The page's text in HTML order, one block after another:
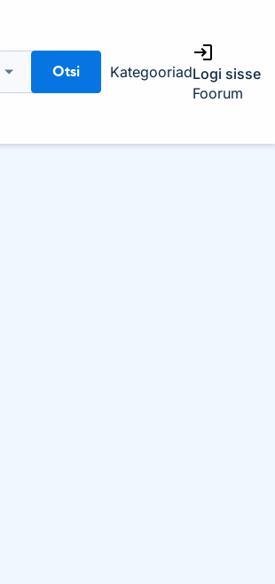
Otsi KategooriadLogi sisse
Foorum